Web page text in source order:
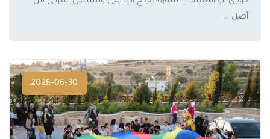
أصل ...
2026-06-30